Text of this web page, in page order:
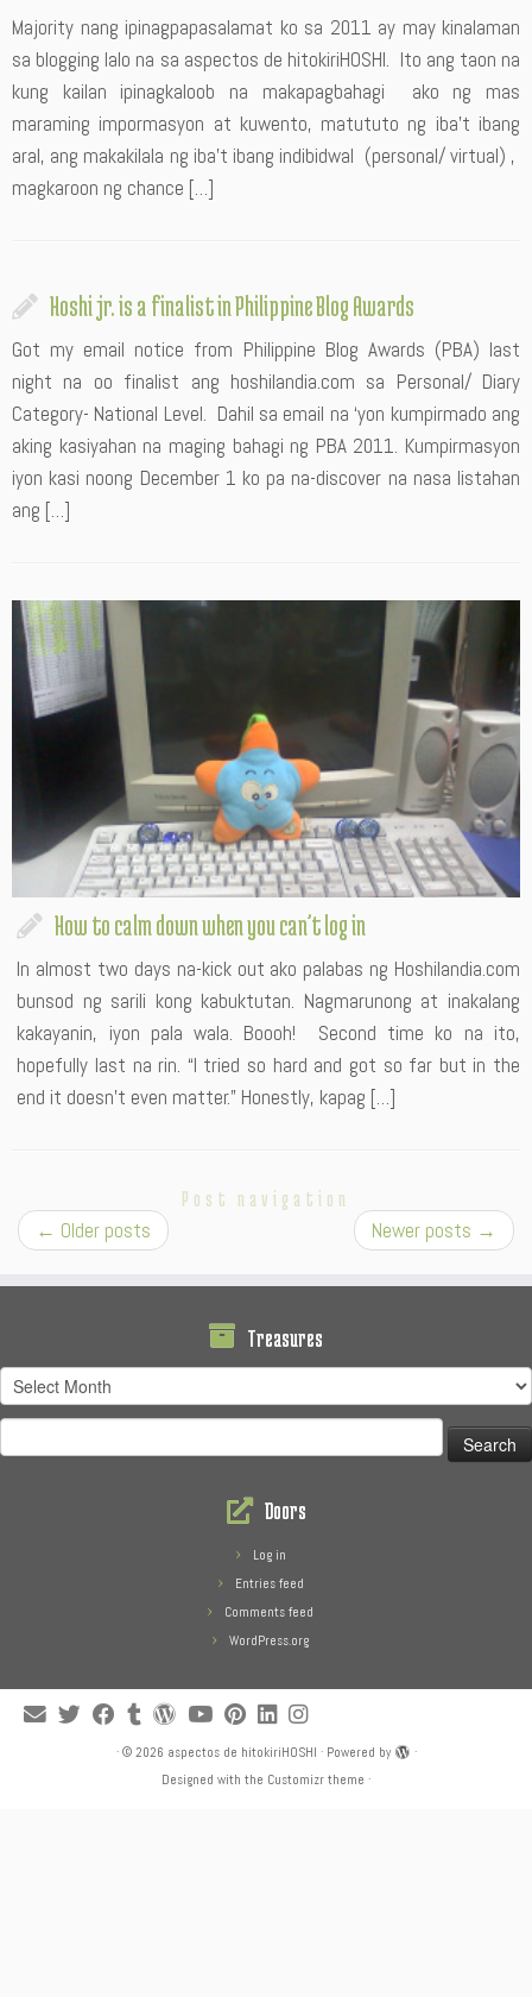
Majority nang ipinagpapasalamat ko sa 2011 ay may kinalaman
sa blogging lalo na sa aspectos de hitokiriHOSHI. Ito ang taon na
kung kailan ipinagkaloob na makapagbahagi ako ng mas
maraming impormasyon at kuwento, matututo ng iba’t ibang
aral, ang makakilala ng iba’t ibang indibidwal (personal/ virtual) ,
magkaroon ng chance […]
Hoshi jr. is a finalist in Philippine Blog Awards
Got my email notice from Philippine Blog Awards (PBA) last
night na oo finalist ang hoshilandia.com sa Personal/ Diary
Category- National Level. Dahil sa email na ‘yon kumpirmado ang
aking kasiyahan na maging bahagi ng PBA 2011. Kumpirmasyon
iyon kasi noong December 1 ko pa na-discover na nasa listahan
ang […]
How to calm down when you can’t log in
In almost two days na-kick out ako palabas ng Hoshilandia.com
bunsod ng sarili kong kabuktutan. Nagmarunong at inakalang
kakayanin, iyon pala wala. Boooh! Second time ko na ito,
hopefully last na rin. “I tried so hard and got so far but in the
end it doesn’t even matter.” Honestly, kapag […]
Post navigation
← Older posts Newer posts →
Treasures
Treasures
for:
Doors
Log in
Entries feed
Comments feed
WordPress.org
· © 2026 aspectos de hitokiriHOSHI · Powered by
·
Designed with the Customizr theme ·